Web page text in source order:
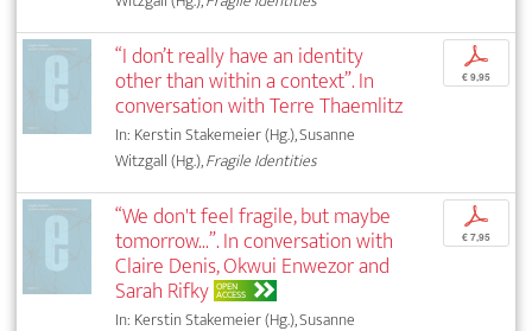
“I don’t really have an identity
other than within a context”. In
conversation with Terre Thaemlitz
In: Kerstin Stakemeier (Hg.), Susanne
Witzgall (Hg.),Fragile Identities
p
€ 9,95
“We don't feel fragile, but maybe
tomorrow...”. In conversation with
Claire Denis, Okwui Enwezor and
Sarah Rifky OPEN
ACCESS
In: Kerstin Stakemeier (Hg.), Susanne
p
€ 7,95